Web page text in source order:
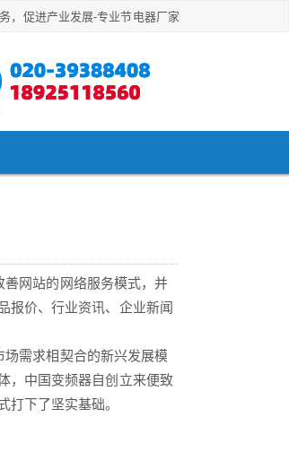
，促进产业发展-专业节电器厂家
网站的网络服务模式，并
报价、行业资讯、企业新闻
需求相契合的新兴发展模
，中国变频器自创立来便致
下了坚实基础。